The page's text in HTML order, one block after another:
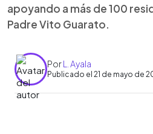
apoyando a más de 100
Padre Vito Guarato.
PorL. Ayala
Publicado el 21 de mayo de